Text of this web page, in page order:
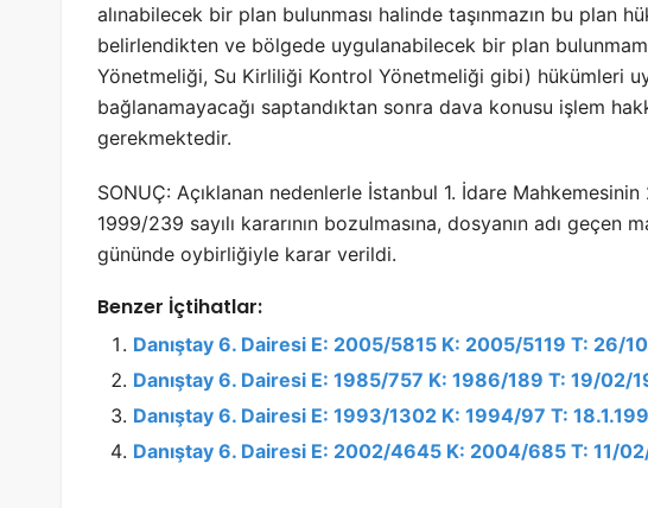
alınabilecek bir plan bulunması halinde taşınmazın bu plan
belirlendikten ve bölgede uygulanabilecek bir plan
Yönetmeliği, Su Kirliliği Kontrol Yönetmeliği gibi) hükümleri
bağlanamayacağı saptandıktan sonra dava konusu işlem
gerekmektedir.
SONUÇ: Açıklanan nedenlerle İstanbul 1. İdare
1999/239 sayılı kararının bozulmasına, dosyanın adı
gününde oybirliğiyle karar verildi.
Benzer İçtihatlar:
Danıştay 6. Dairesi E: 2005/5815 K: 2005/5119 T: 26/
Danıştay 6. Dairesi E: 1985/757 K: 1986/189 T: 19/02/
Danıştay 6. Dairesi E: 1993/1302 K: 1994/97 T:
Danıştay 6. Dairesi E: 2002/4645 K: 2004/685 T: 11/